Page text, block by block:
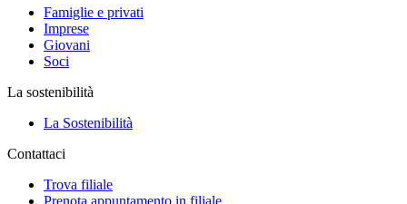
Famiglie e privati
Imprese
Giovani
Soci
La sostenibilità
La Sostenibilità
Contattaci
Trova filiale
Prenota appuntamento in filiale